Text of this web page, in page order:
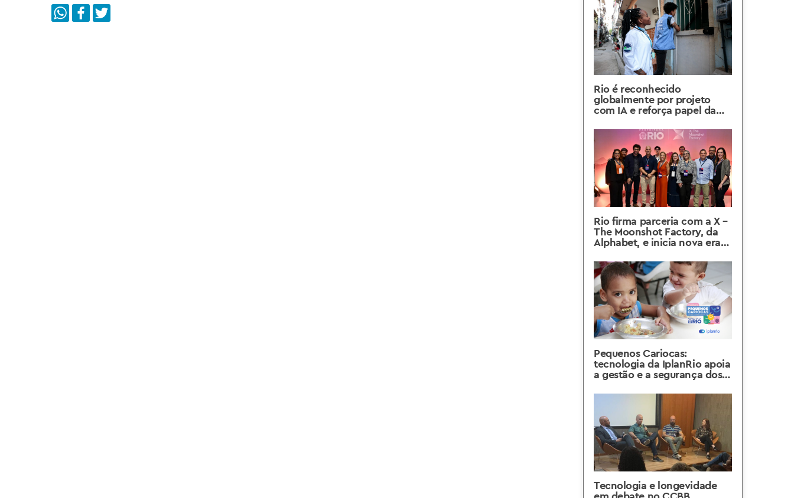
Rio é reconhecido
globalmente por projeto
com IA e reforça papel da
Rio firma parceria com a X –
The Moonshot Factory, da
Alphabet, e inicia nova era
IplanRio
Pequenos Cariocas:
tecnologia da IplanRio apoia
a gestão e a segurança dos
Prefeitura do Rio
Tecnologia e longevidade